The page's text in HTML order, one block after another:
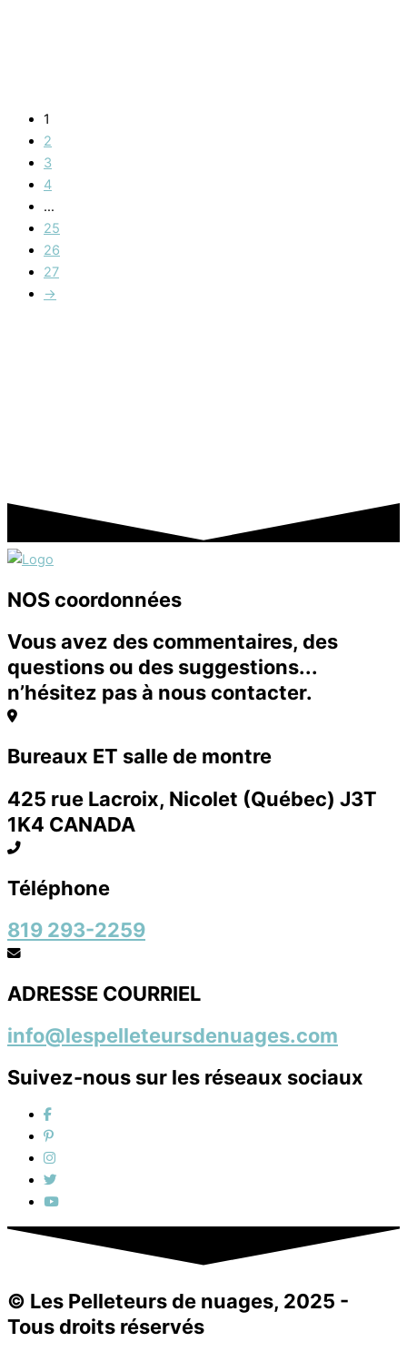
1
2
3
4
…
25
26
27
→
NOS coordonnées
Vous avez des commentaires, des
questions ou des suggestions...
n’hésitez pas à nous contacter.
Bureaux ET salle de montre
425 rue Lacroix, Nicolet (Québec) J3T
1K4 CANADA
Téléphone
819 293-2259
ADRESSE COURRIEL
info@lespelleteursdenuages.com
Suivez-nous sur les réseaux sociaux
© Les Pelleteurs de nuages, 2025 -
Tous droits réservés